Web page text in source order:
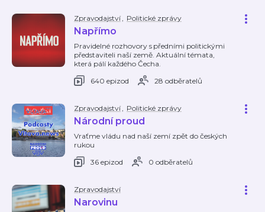
Zpravodajství, Politické zprávy
Napřímo
Pravidelné rozhovory s předními politickými
představiteli naší země. Aktuální témata,
která pálí každého Čecha.
640 epizod
28 odběratelů
Zpravodajství, Politické zprávy
Národní proud
Vraťme vládu nad naší zemí zpět do českých
rukou
36 epizod
0 odběratelů
Zpravodajství
Narovinu